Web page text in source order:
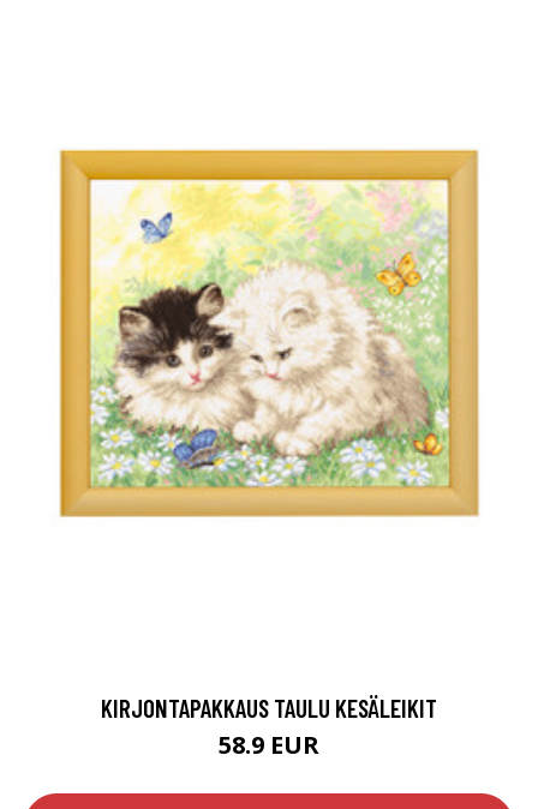
KIRJONTAPAKKAUS TAULU KESÄLEIKIT
58.9 EUR